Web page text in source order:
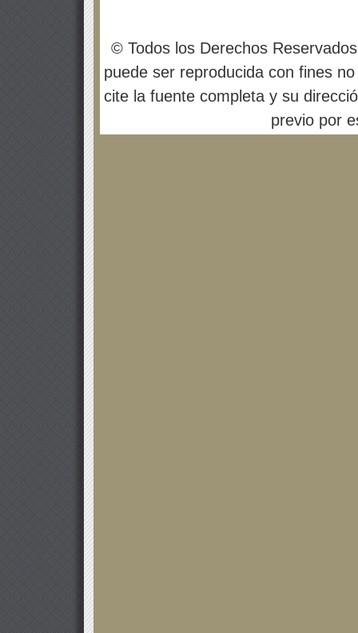
© Todos los Derechos
puede ser reproducida con fines
cite la fuente completa y su
previo por